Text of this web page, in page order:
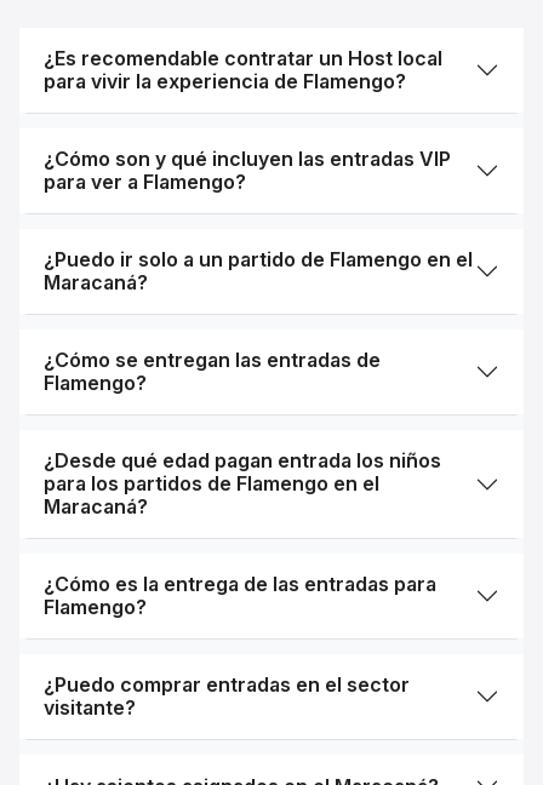
¿Es recomendable contratar un Host local
para vivir la experiencia de Flamengo?
¿Cómo son y qué incluyen las entradas VIP
para ver a Flamengo?
¿Puedo ir solo a un partido de Flamengo en el
Maracaná?
¿Cómo se entregan las entradas de
Flamengo?
¿Desde qué edad pagan entrada los niños
para los partidos de Flamengo en el
Maracaná?
¿Cómo es la entrega de las entradas para
Flamengo?
¿Puedo comprar entradas en el sector
visitante?